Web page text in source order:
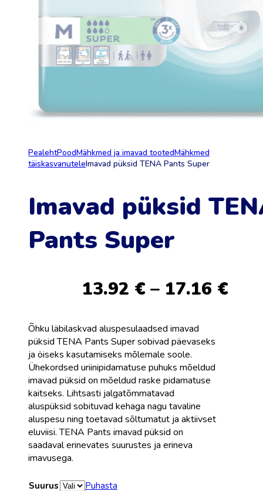
PealehtPoodMähkmed ja imavad tootedMähkmed
täiskasvanuteleImavad püksid TENA Pants Super
Imavad püksid
Pants Super
13.92 € – 17.16 €
Õhku läbilaskvad aluspesulaadsed imavad
püksid TENA Pants Super sobivad päevaseks
ja öiseks kasutamiseks mõlemale soole.
Ühekordsed uriinipidamatuse puhuks mõeldud
imavad püksid on mõeldud raske pidamatuse
kaitseks. Lihtsasti jalgatõmmatavad
aluspüksid sobituvad kehaga nagu tavaline
aluspesu ning toetavad sõltumatut ja aktiivset
eluviisi. TENA Pants imavad püksid on
saadaval erinevates suurustes ja erineva
imavusega.
Suurus
Puhasta